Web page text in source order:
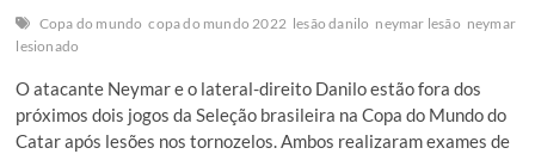
Copa do mundo copa do mundo 2022 lesão danilo neymar lesão neymar
lesionado
O atacante Neymar e o lateral-direito Danilo estão fora dos
próximos dois jogos da Seleção brasileira na Copa do Mundo do
Catar após lesões nos tornozelos. Ambos realizaram exames de